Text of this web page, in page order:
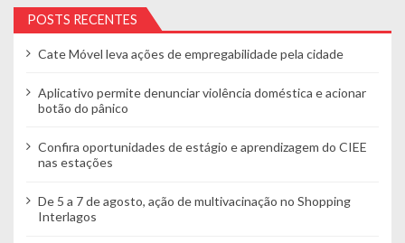
POSTS RECENTES
Cate Móvel leva ações de empregabilidade pela cidade
Aplicativo permite denunciar violência doméstica e acionar
botão do pânico
Confira oportunidades de estágio e aprendizagem do CIEE
nas estações
De 5 a 7 de agosto, ação de multivacinação no Shopping
Interlagos